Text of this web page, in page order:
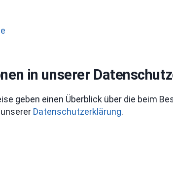
in unserer
geben einen Überblick über die beim
Datenschutzerklärung.